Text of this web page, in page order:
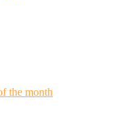
the month